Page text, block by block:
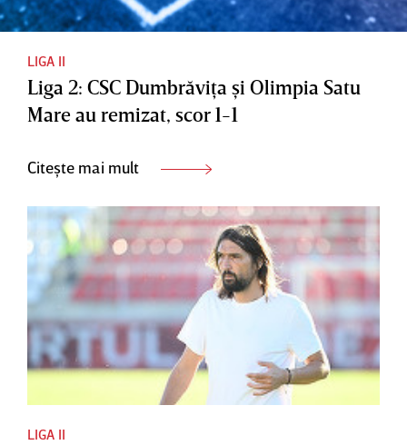
LIGA II
Liga 2: CSC Dumbrăviţa şi Olimpia Satu
Mare au remizat, scor 1-1
Citește mai mult
LIGA II